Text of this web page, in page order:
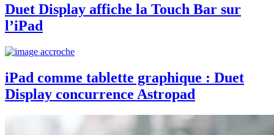
Duet Display affiche la Touch Bar sur
l’iPad
iPad comme tablette graphique : Duet
Display concurrence Astropad